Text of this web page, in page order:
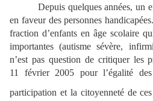
Depuis quelques années, un
en faveur des personnes
fraction d’enfants en âge scolaire
importantes (autisme sévère,
n’est pas question de critiquer les
11 février 2005 pour l’égalité
participation et la citoyenneté de